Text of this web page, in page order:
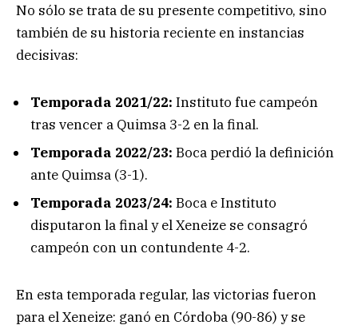
No sólo se trata de su presente competitivo, sino
también de su historia reciente en instancias
decisivas:
Temporada 2021/22: Instituto fue campeón
tras vencer a Quimsa 3-2 en la final.
Temporada 2022/23: Boca perdió la definición
ante Quimsa (3-1).
Temporada 2023/24: Boca e Instituto
disputaron la final y el Xeneize se consagró
campeón con un contundente 4-2.
En esta temporada regular, las victorias fueron
para el Xeneize: ganó en Córdoba (90-86) y se